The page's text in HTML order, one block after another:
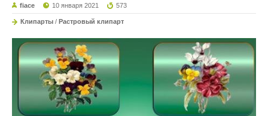
fiace 10 января 2021 573
Клипарты / Растровый клипарт